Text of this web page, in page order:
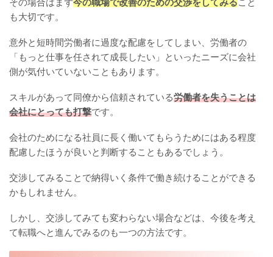
その場合はまず今の職場で改善のための交渉をしてみること
も大切です。
意外と短時間労働者に過度な配慮をしてしまい、労働者の
「もっと仕事を任されて成長したい」といったニーズに会社
側が気付いていないこともあります。
スキルがあって同僚から信頼されている労働者を失うことは
会社にとっても打撃です。
会社のためになる社員に長く働いてもらうためにはある程度
配慮したほうが良いと判断することもあるでしょう。
交渉してみることで納得いく条件で働き続けることができる
かもしれません。
しかし、交渉してみても変わらない場合などは、今後を考え
て転職へと進んでみるのも一つの方法です。